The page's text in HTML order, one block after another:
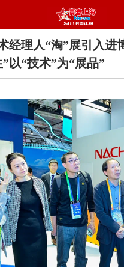
经理人“淘”展引入进
以“技术”为“展品”